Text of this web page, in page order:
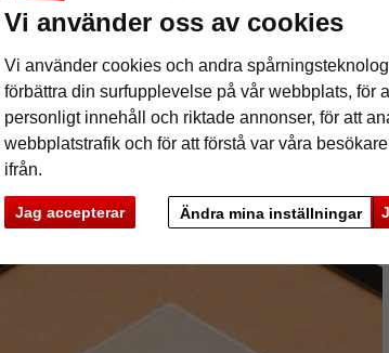
Vi använder oss av cookies
Vi använder cookies och andra
förbättra din surfupplevelse på vår webbplats, för
personligt innehåll och riktade annonser, för att
webbplatstrafik och för att förstå var våra
ifrån.
Jag accepterar Ändra mina inställningar
passepartout - efter mått
Preview